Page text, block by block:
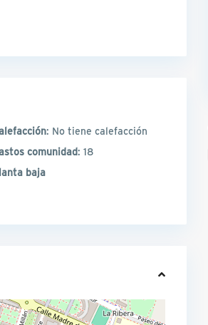
: No tiene calefacción
comunidad: 18
baja